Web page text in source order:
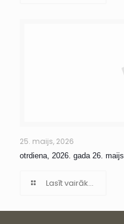
25. maijs, 2026
otrdiena, 2026. gada 26. maijs
Lasīt vairāk...